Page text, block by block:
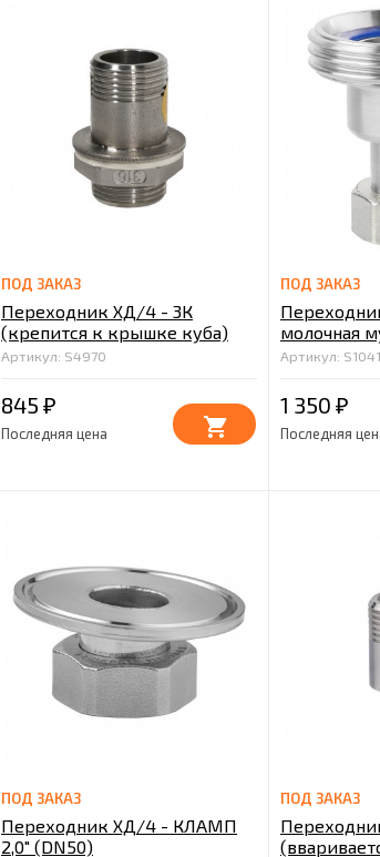
ПОД ЗАКАЗ
Переходник ХД/4 - 3К
(крепится к крышке куба)
Артикул: S4970
845 ₽
Последняя цена
ПОД ЗАКАЗ
молочная
Артикул:
1 350 ₽
Последняя
ПОД ЗАКАЗ
Переходник ХД/4 - КЛАМП
2,0" (DN50)
ПОД ЗАКАЗ